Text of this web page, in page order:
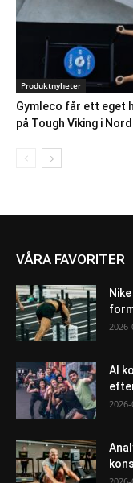
Produktnyheter
Gymleco får ett eget
på Tough Viking i
VÅRA FAVORITER
AI